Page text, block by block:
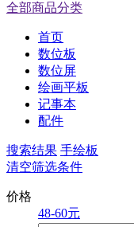
全部商品分类
首页
数位板
数位屏
绘画平板
记事本
配件
搜索结果 手绘板
清空筛选条件
价格
48-60元